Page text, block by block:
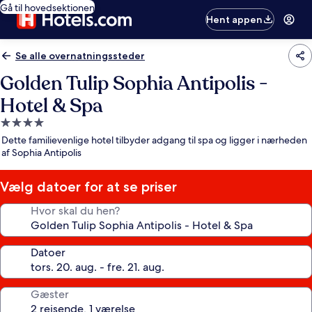
Gå til hovedsektionen
Hent appen
Se alle overnatningssteder
Golden Tulip Sophia Antipolis -
Hotel & Spa
4.0-
stjernet
overnatningssted
Dette familievenlige hotel tilbyder adgang til spa og ligger i nærheden
af Sophia Antipolis
Vælg datoer for at se priser
Hvor skal du hen?
Datoer
Gæster